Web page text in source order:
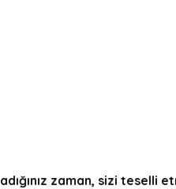
zaman, sizi teselli